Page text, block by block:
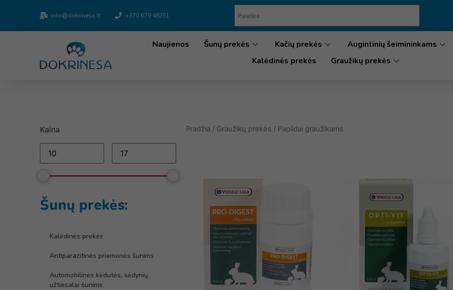
info@dokrinesa.lt +370 679 48351
Naujienos Šunų prekės Kačių prekės Augintinių šeimininkams
Kalėdinės prekės
Graužikų prekės
Kaina
Šunų prekės:
Kalėdinės prekės
Antiparazitinės priemonės šunims
Automobilinės kėdutės, sėdynių
užtiesalai šunims
Pradžia / Graužikų prekės / Papildai graužikams